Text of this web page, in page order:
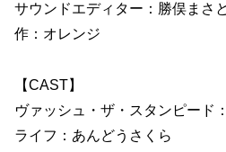
サウンドエディター：勝俣ま
作：オレンジ
【CAST】
ヴァッシュ・ザ・スタンピー
ライフ：あんどうさくら